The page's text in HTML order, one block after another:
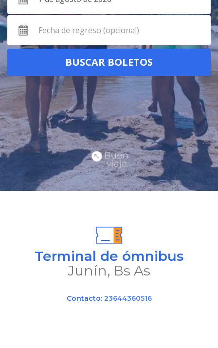
Terminal de ómnibus
Junín, Bs As
Contacto: 23644360516